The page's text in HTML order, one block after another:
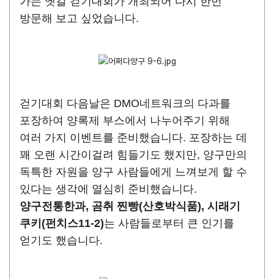
방문해 보고 싶었습니다.
걷기대회 다음날은 DMO네트워크의 다과를
포장하여 양록제 부스에서 나누어주기 위해
여러 가지 이벤트를 준비했습니다. 포장하는 데
꽤 오랜 시간이걸려 힘들기도 했지만, 양구만의
독특한 자원을 양구 사람들에게 느껴보게 할 수
있다는 생각에 열심히 준비했습니다.
양구전통한과, 곰취 찐빵(산호박식품), 시래기
쿠키(펀치스11-2)는 사람들로부터 큰 인기를
얻기도 했습니다.